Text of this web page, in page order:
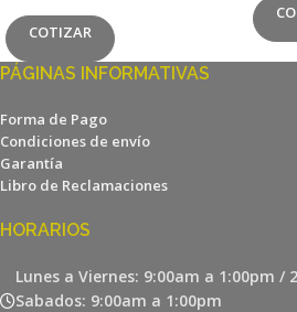
COTIZAR
PÁGINAS INFORMATIVAS
Forma de Pago
Condiciones de envío
Garantía
Libro de Reclamaciones
HORARIOS
Lunes a Viernes: 9:00am a 1:00pm /
Sabados: 9:00am a 1:00pm